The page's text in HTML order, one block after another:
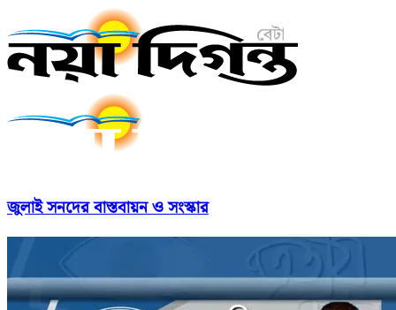
জুলাই সনদের বাস্তবায়ন ও সংস্কার